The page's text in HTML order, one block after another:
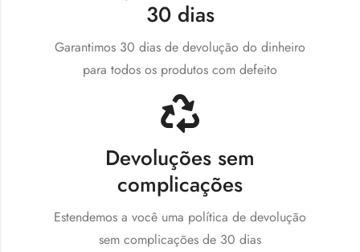
30 dias
Garantimos 30 dias de devolução do dinheiro
para todos os produtos com defeito
Devoluções sem
complicações
Estendemos a você uma política de devolução
sem complicações de 30 dias